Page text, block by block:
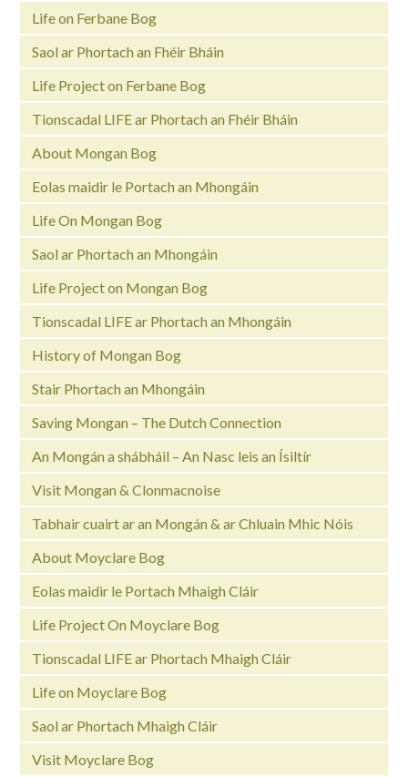
Life on Ferbane Bog
Saol ar Phortach an Fhéir Bháin
Life Project on Ferbane Bog
Tionscadal LIFE ar Phortach an Fhéir Bháin
About Mongan Bog
Eolas maidir le Portach an Mhongáin
Life On Mongan Bog
Saol ar Phortach an Mhongáin
Life Project on Mongan Bog
Tionscadal LIFE ar Phortach an Mhongáin
History of Mongan Bog
Stair Phortach an Mhongáin
Saving Mongan – The Dutch Connection
An Mongán a shábháil – An Nasc leis an Ísiltír
Visit Mongan & Clonmacnoise
Tabhair cuairt ar an Mongán & ar Chluain Mhic Nóis
About Moyclare Bog
Eolas maidir le Portach Mhaigh Cláir
Life Project On Moyclare Bog
Tionscadal LIFE ar Phortach Mhaigh Cláir
Life on Moyclare Bog
Saol ar Phortach Mhaigh Cláir
Visit Moyclare Bog